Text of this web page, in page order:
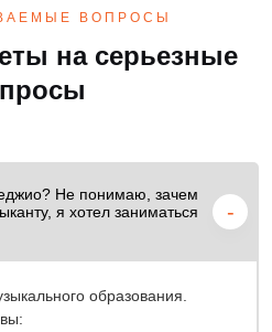
ВОПРОСЫ
на серьезные
Не понимаю, зачем
я хотел заниматься
образования.